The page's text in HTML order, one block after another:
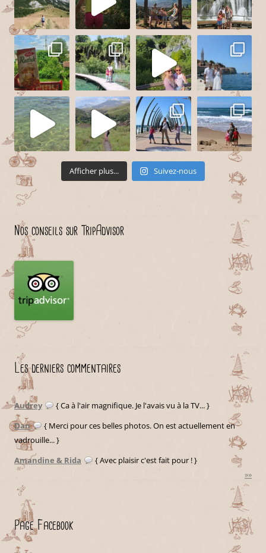
Afficher plus... Suivez-nous
Nos conseils sur TripAdvisor
Les derniers commentaires
Audrey
{ Ca à l'air magnifique. Je l'avais vu à la TV... }
Dan
{ Merci pour ces belles photos. On est actuellement en
vadrouille... }
Amandine & Rida
{ Avec plaisir c'est fait pour ! }
»»
Page Facebook